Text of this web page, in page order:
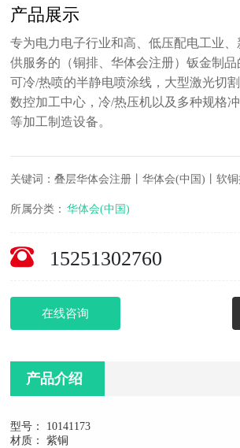
产品展示
专为电力电子行业和高、低压配电工业
供服务的（铜排、华体会注册）钣金制
可冷/热喷的半静电喷涂线，大型激光切
数控加工中心，冷/热压机以及多种规格冲
等加工制造设备。
关键词：叠层华体会注册丨华体会(中国)丨软
所属分类： 华体会(中国)
15251302760
在线咨询
产品介绍
型号： 10141173
材质： 紫铜